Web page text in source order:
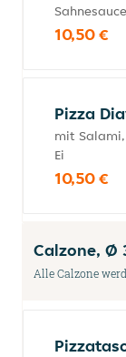
Sahnesauce
10,50 €
Pizza
mit
Ei
10,50 €
Calzone, Ø
Alle Calzone